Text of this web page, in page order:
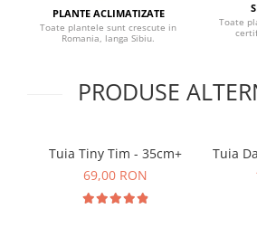
PLANTE ACLIMATIZATE
Toate plantele sunt crescute in
Romania, langa Sibiu.
Toate
PRODUSE
Tuia Tiny Tim - 35cm+
69,00 RON
Tuia